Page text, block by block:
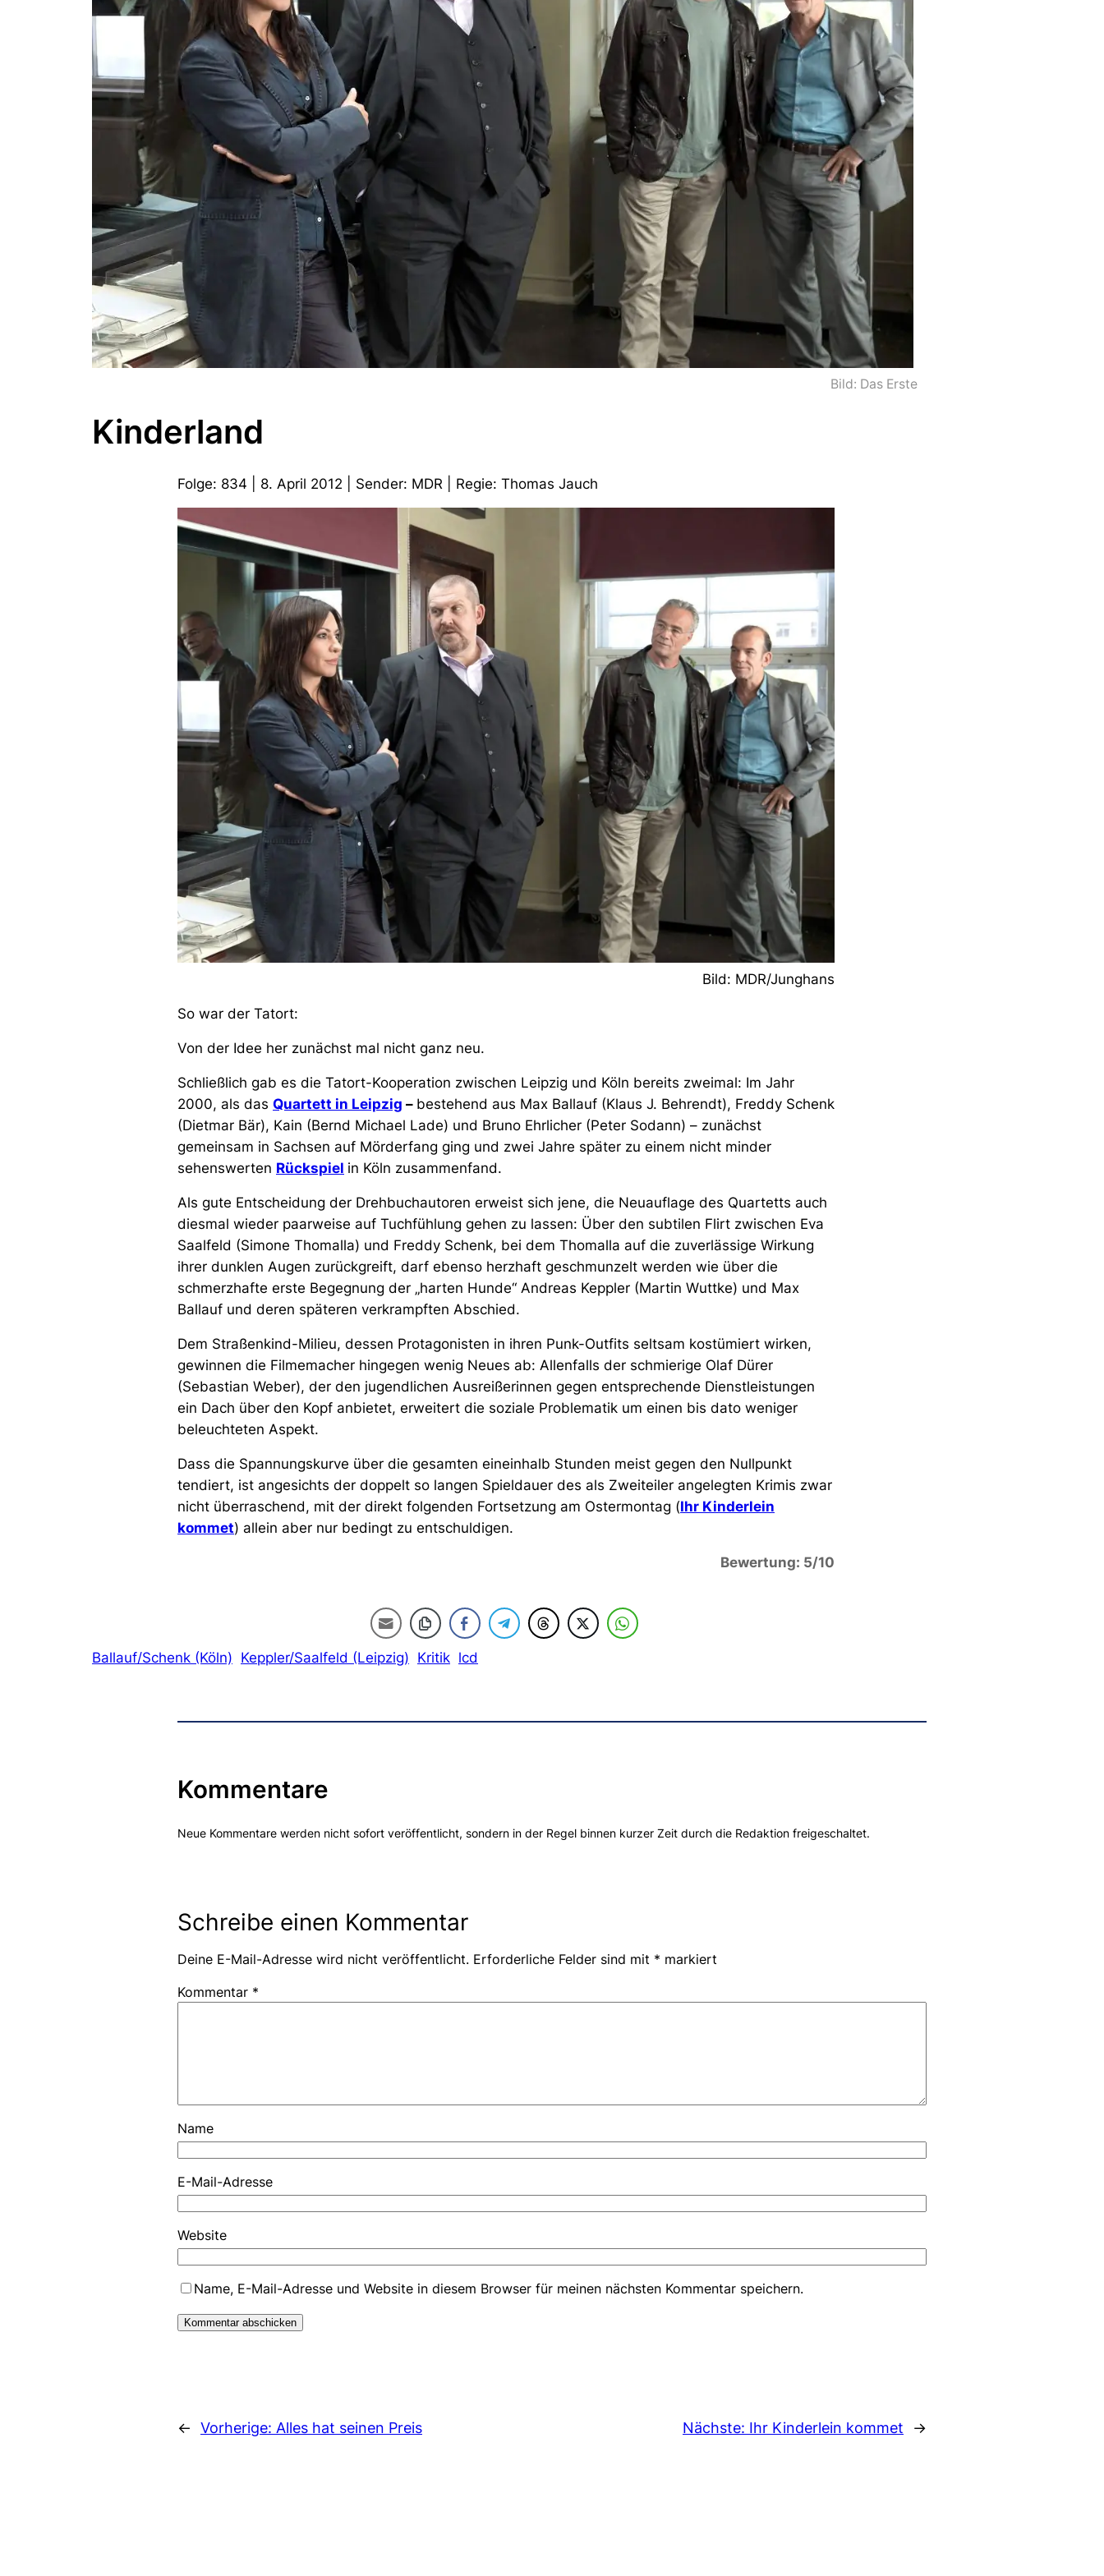
Bild: Das Erste
Kinderland
Folge: 834 | 8. April 2012 | Sender: MDR | Regie: Thomas Jauch
Bild: MDR/Junghans
So war der Tatort:
Von der Idee her zunächst mal nicht ganz neu.
Schließlich gab es die Tatort-Kooperation zwischen Leipzig und Köln bereits zweimal: Im Jahr
2000, als das Quartett in Leipzig – bestehend aus Max Ballauf (Klaus J. Behrendt), Freddy Schenk
(Dietmar Bär), Kain (Bernd Michael Lade) und Bruno Ehrlicher (Peter Sodann) – zunächst
gemeinsam in Sachsen auf Mörderfang ging und zwei Jahre später zu einem nicht minder
sehenswerten Rückspiel in Köln zusammenfand.
Als gute Entscheidung der Drehbuchautoren erweist sich jene, die Neuauflage des Quartetts auch
diesmal wieder paarweise auf Tuchfühlung gehen zu lassen: Über den subtilen Flirt zwischen Eva
Saalfeld (Simone Thomalla) und Freddy Schenk, bei dem Thomalla auf die zuverlässige Wirkung
ihrer dunklen Augen zurückgreift, darf ebenso herzhaft geschmunzelt werden wie über die
schmerzhafte erste Begegnung der „harten Hunde“ Andreas Keppler (Martin Wuttke) und Max
Ballauf und deren späteren verkrampften Abschied.
Dem Straßenkind-Milieu, dessen Protagonisten in ihren Punk-Outfits seltsam kostümiert wirken,
gewinnen die Filmemacher hingegen wenig Neues ab: Allenfalls der schmierige Olaf Dürer
(Sebastian Weber), der den jugendlichen Ausreißerinnen gegen entsprechende Dienstleistungen
ein Dach über den Kopf anbietet, erweitert die soziale Problematik um einen bis dato weniger
beleuchteten Aspekt.
Dass die Spannungskurve über die gesamten eineinhalb Stunden meist gegen den Nullpunkt
tendiert, ist angesichts der doppelt so langen Spieldauer des als Zweiteiler angelegten Krimis zwar
nicht überraschend, mit der direkt folgenden Fortsetzung am Ostermontag (Ihr Kinderlein
kommet) allein aber nur bedingt zu entschuldigen.
Bewertung: 5/10
Ballauf/Schenk (Köln) Keppler/Saalfeld (Leipzig) Kritik lcd
Kommentare
Neue Kommentare werden nicht sofort veröffentlicht, sondern in der Regel binnen kurzer Zeit durch die Redaktion freigeschaltet.
Schreibe einen Kommentar
Deine E-Mail-Adresse wird nicht veröffentlicht. Erforderliche Felder sind mit * markiert
Kommentar *
Name
E-Mail-Adresse
Website
Name, E-Mail-Adresse und Website in diesem Browser für meinen nächsten Kommentar speichern.
← Vorherige: Alles hat seinen Preis Nächste: Ihr Kinderlein kommet →